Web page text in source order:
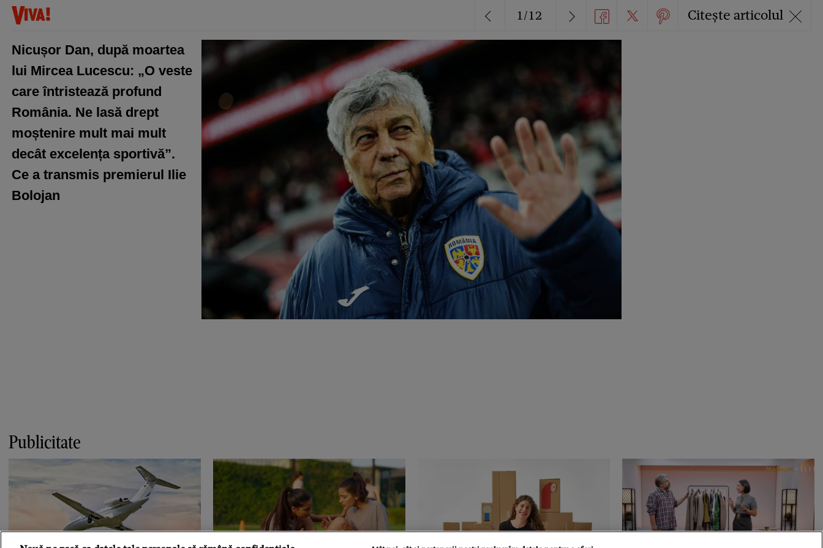
Nicușor Dan, după moartea
lui Mircea Lucescu: „O veste
care întristează profund
România. Ne lasă drept
moștenire mult mai mult
decât excelența sportivă”.
Ce a transmis premierul Ilie
Bolojan
Citește articolul
1/12
Publicitate